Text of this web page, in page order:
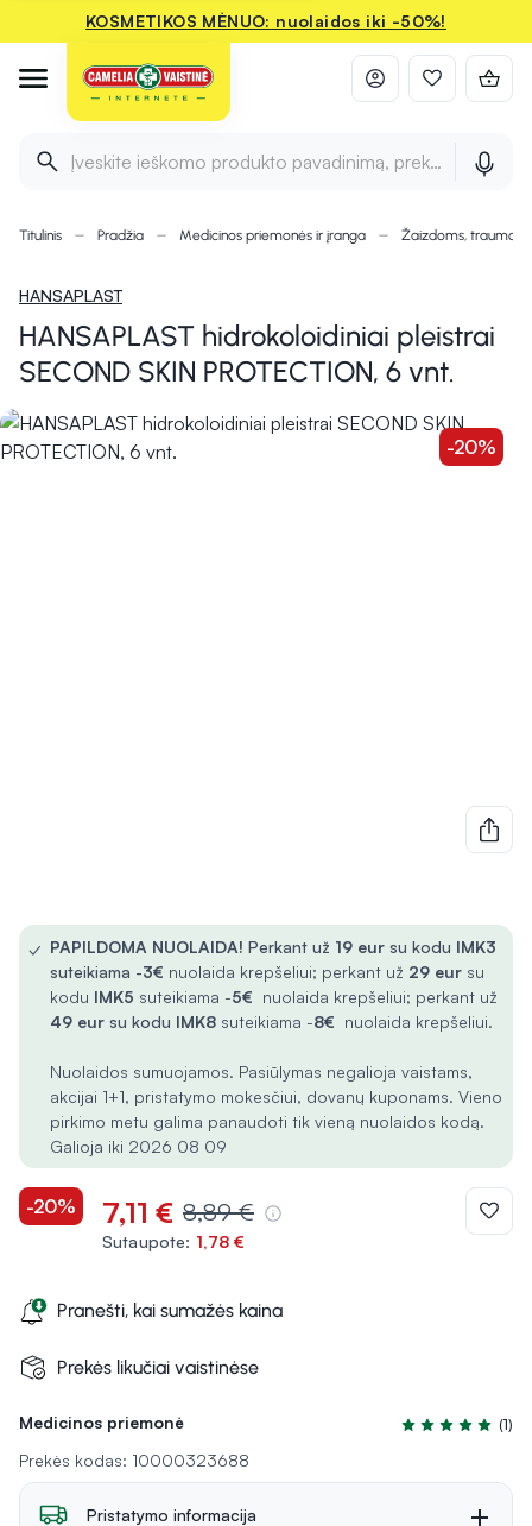
KOSMETIKOS MĖNUO: nuolaidos iki -50%!
Įveskite ieškomo produkto pavadinimą, prekės ženklą ir
Titulinis Pradžia Medicinos priemonės ir įranga Žaizdoms,
HANSAPLAST
HANSAPLAST hidrokoloidiniai pleistrai
SECOND SKIN PROTECTION, 6 vnt.
-20%
Medicinos priemonė
Įvertinimas 5.0
(1)
Prekės kodas: 10000323688
✓ PAPILDOMA NUOLAIDA! Perkant už 19 eur su kodu IMK3
suteikiama -3€ nuolaida krepšeliui; perkant už 29 eur su
kodu IMK5 suteikiama -5€ nuolaida krepšeliui; perkant už
49 eur su kodu IMK8 suteikiama -8€ nuolaida krepšeliui.
Nuolaidos sumuojamos. Pasiūlymas negalioja vaistams,
akcijai 1+1, pristatymo mokesčiui, dovanų kuponams. Vieno
pirkimo metu galima panaudoti tik vieną nuolaidos kodą.
Galioja iki 2026 08 09
-20% 7,11 € 8,89 €
Sutaupote: 1,78 €
Pranešti, kai sumažės kaina
Prekės likučiai vaistinėse
Pristatymo informacija